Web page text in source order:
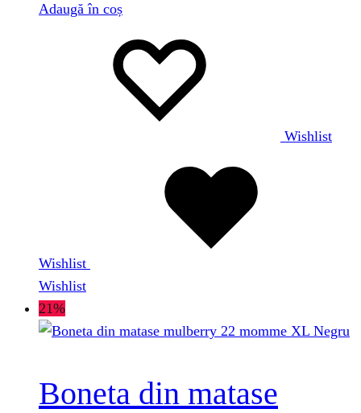
Adaugă în coș
Wishlist
Wishlist
Wishlist
21%
Boneta din matase